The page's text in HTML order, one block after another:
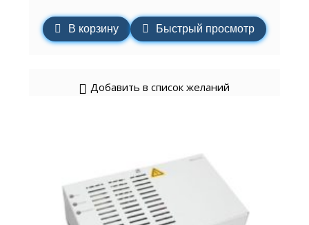
В корзину Быстрый просмотр
Добавить в список желаний